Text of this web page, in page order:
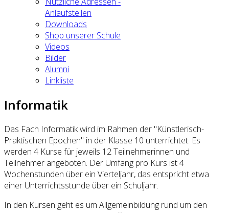
Anlaufstellen
Downloads
Shop unserer Schule
Videos
Bilder
Alumni
Linkliste
Informatik
Das Fach Informatik wird im Rahmen der "Künstlerisch-
Praktischen Epochen" in der Klasse 10 unterrichtet. Es
werden 4 Kurse für jeweils 12 Teilnehmerinnen und
Teilnehmer angeboten. Der Umfang pro Kurs ist 4
Wochenstunden über ein Vierteljahr, das entspricht etwa
einer Unterrichtsstunde über ein Schuljahr.
In den Kursen geht es um Allgemeinbildung rund um den